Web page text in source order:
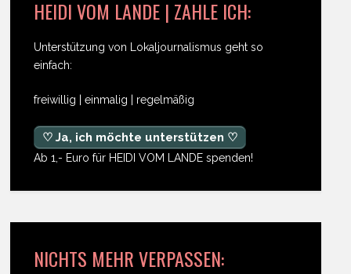
HEIDI VOM LANDE | ZAHLE ICH:
Unterstützung von Lokaljournalismus geht so
einfach:
freiwillig | einmalig | regelmäßig
♡ Ja, ich möchte unterstützen ♡
Ab 1,- Euro für HEIDI VOM LANDE spenden!
NICHTS MEHR VERPASSEN: